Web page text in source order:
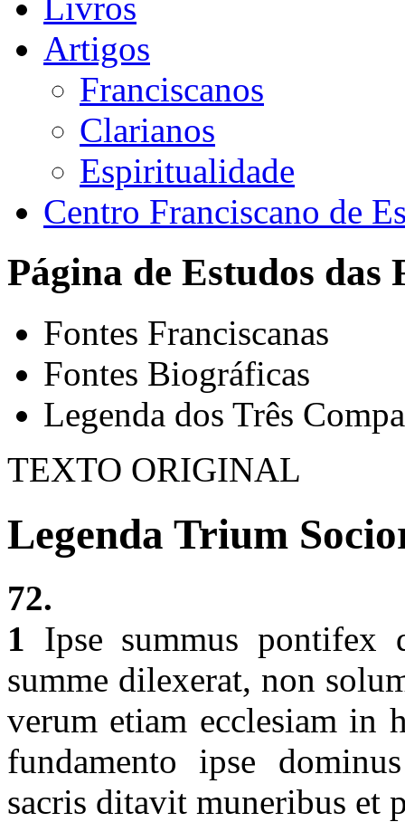
Livros
Artigos
Franciscanos
Clarianos
Espiritualidade
Centro Franciscano de
Página de Estudos das
Fontes Franciscanas
Fontes Biográficas
Legenda dos Três
TEXTO ORIGINAL
Legenda Trium
72.
1 Ipse summus pontifex
summe dilexerat, non
verum etiam ecclesiam in
fundamento ipse
sacris ditavit muneribus et